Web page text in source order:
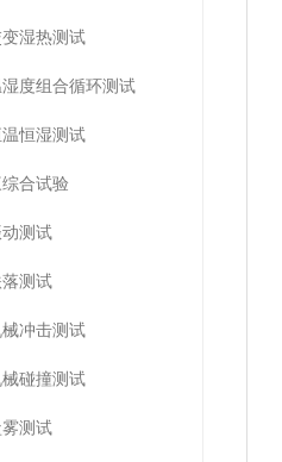
湿热测试
度组合循环测试
恒湿测试
合试验
测试
测试
冲击测试
碰撞测试
测试